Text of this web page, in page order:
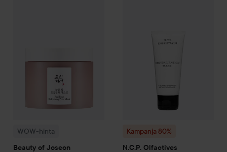
WOW-hinta
Beauty of Joseon
Kampanja 80%
N.C.P. Olfactives